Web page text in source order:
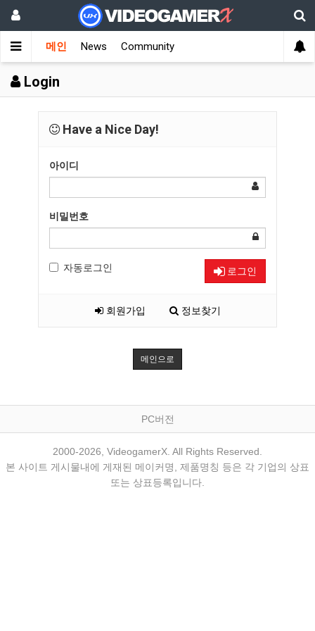
메인 News Community
Login
Have a Nice Day!
아이디
비밀번호
자동로그인 로그인
회원가입 정보찾기
메인으로
PC버전
2000-2026, VideogamerX. All Rights Reserved.
본 사이트 게시물내에 게재된 메이커명, 제품명칭 등은 각 기업의 상표
또는 상표등록입니다.